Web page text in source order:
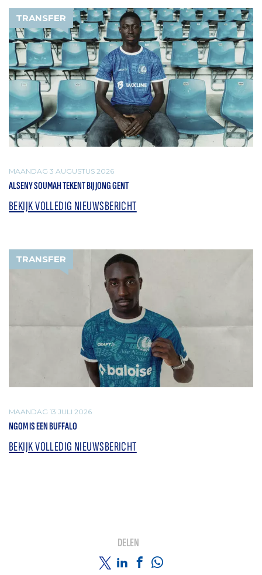
TRANSFER
MAANDAG 3 AUGUSTUS 2026
ALSENY SOUMAH TEKENT BIJ JONG GENT
BEKIJK VOLLEDIG NIEUWSBERICHT
TRANSFER
MAANDAG 13 JULI 2026
NGOM IS EEN BUFFALO
BEKIJK VOLLEDIG NIEUWSBERICHT
DELEN